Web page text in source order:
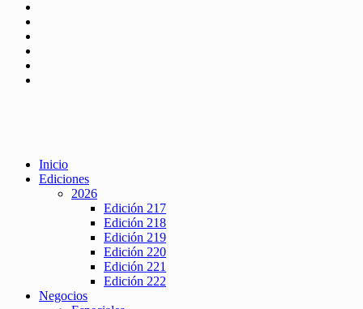
Inicio
Ediciones
2026
Edición 217
Edición 218
Edición 219
Edición 220
Edición 221
Edición 222
Negocios